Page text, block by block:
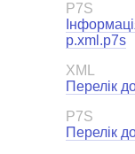
P7S
р.xml.p7s
XML
Перелік
P7S
Перелік